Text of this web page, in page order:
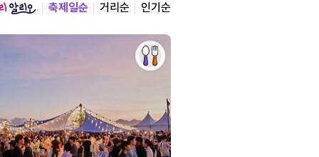
축제일순 거리순 인기순